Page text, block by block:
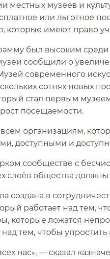
местных музеев и
или льготное
которые имеют право
был высоким
сообщили о
современного
сотнях новых
стал первым
посещаемости.​​
организациям,
доступными и
сообществе с
слоёв общества должны
создана в
работает над тем,
которые ложатся
над тем, чтобы
нас», — сказал